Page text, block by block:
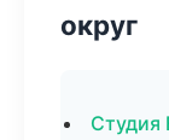
округ
Студия